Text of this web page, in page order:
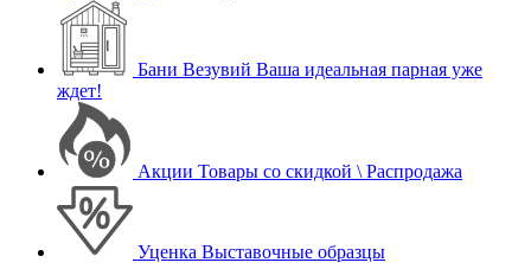
Бани Везувий Ваша идеальная парная уже
ждет!
Акции Товары со скидкой \ Распродажа
Уценка Выставочные образцы